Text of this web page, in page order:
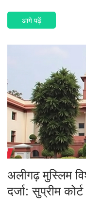
आगे पढ़ें
अलीगढ़ मुस्लिम
दर्जा: सुप्रीम